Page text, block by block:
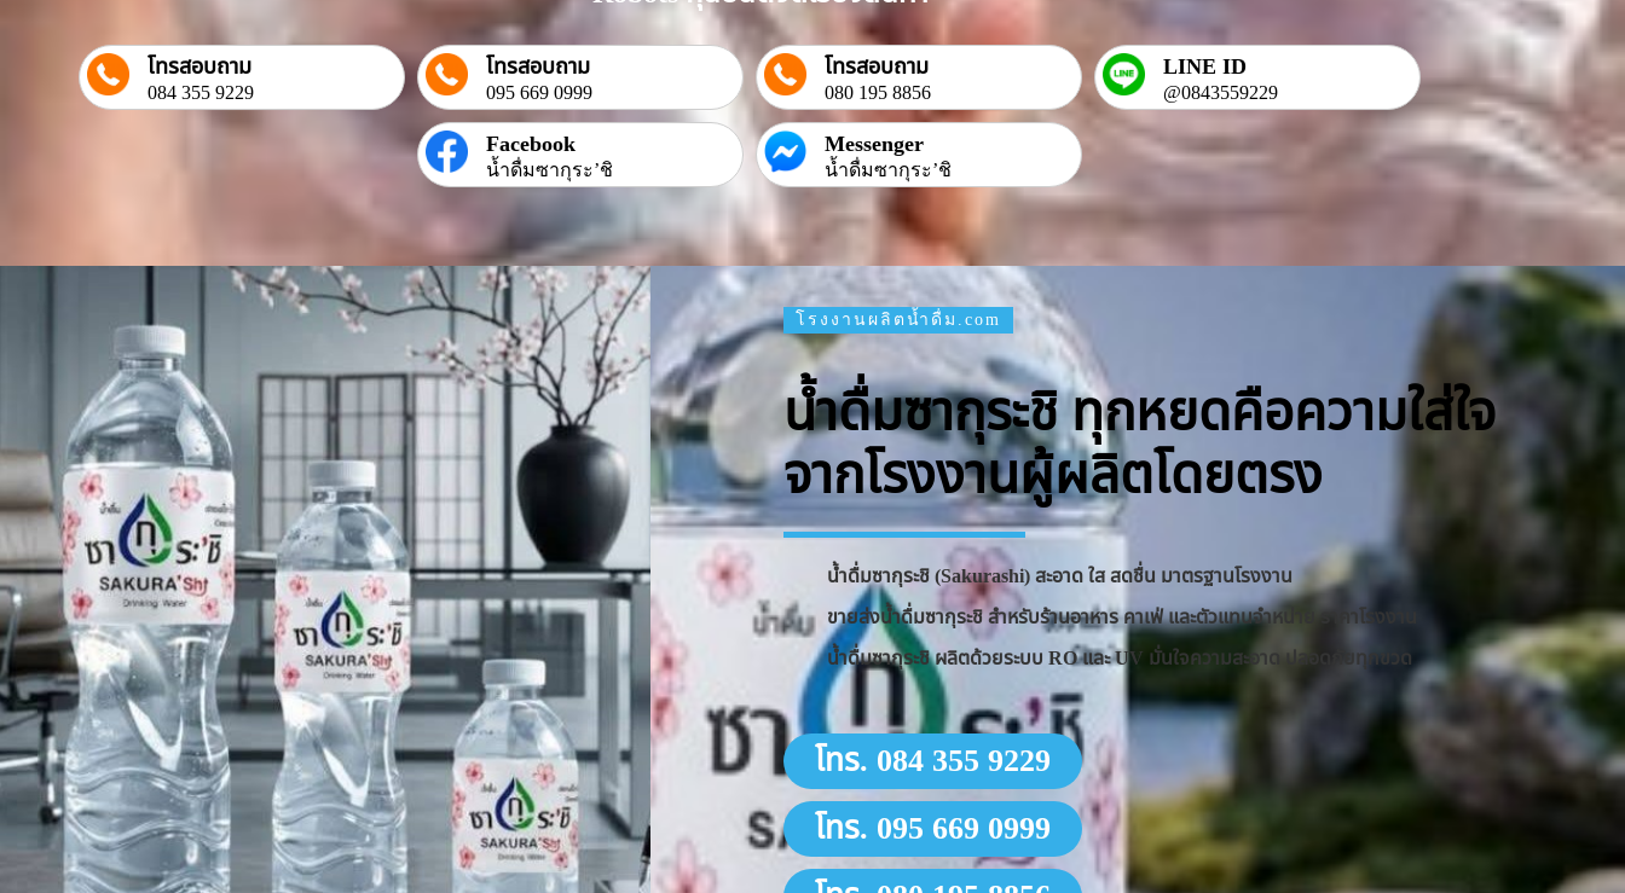
โทรสอบถาม
084 355 9229
โทรสอบถาม
095 669 0999
โทรสอบถาม
080 195 8856
LINE ID
@0843559229
Facebook
น้ำดื่มซากุระ’ชิ
Messenger
น้ำดื่มซากุระ’ชิ
โรงงานผลิตน้ำดื่ม.com
น้ำดื่มซากุระชิ ทุกหยดคือความใส่ใจ
จากโรงงานผู้ผลิตโดยตรง
น้ำดื่มซากุระชิ (Sakurashi) สะอาด ใส สดชื่น มาตรฐานโรงงาน
ขายส่งน้ำดื่มซากุระชิ สำหรับร้านอาหาร คาเฟ่ และตัวแทนจำหน่าย ราคาโรงงาน
น้ำดื่มซากุระชิ ผลิตด้วยระบบ RO และ UV มั่นใจความสะอาด ปลอดภัยทุกขวด
โทร. 084 355 9229
โทร. 095 669 0999